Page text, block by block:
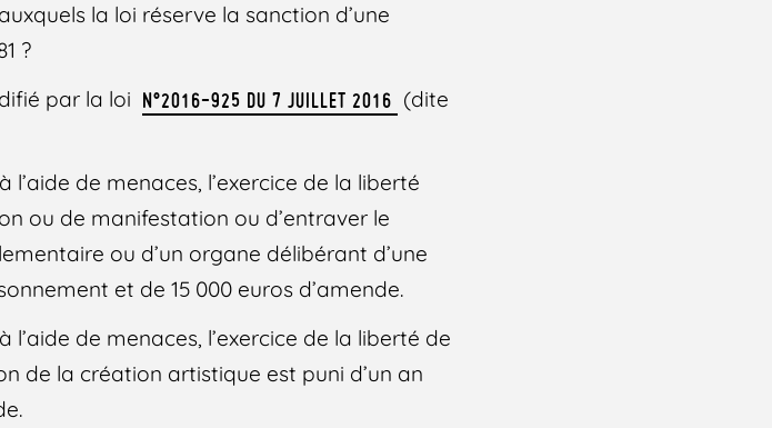
la loi réserve la sanction d’une
?
par la loi N°2016-925 DU 7 JUILLET 2016 (dite
de menaces, l’exercice de la liberté
ou de manifestation ou d’entraver le
ou d’un organe délibérant d’une
et de 15 000 euros d’amende.
de menaces, l’exercice de la liberté de
de la création artistique est puni d’un an